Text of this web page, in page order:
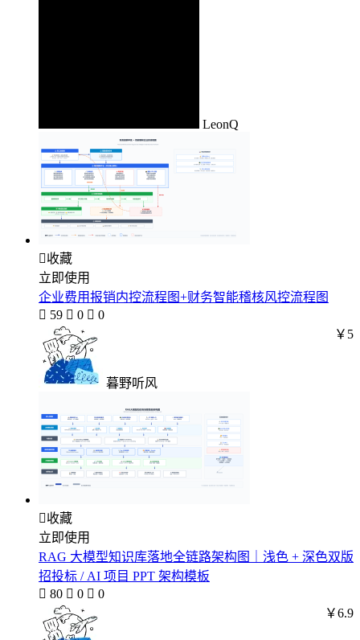
LeonQ
收藏
立即使用
企业费用报销内控流程图+财务智能稽核风控流程图
 59  0  0
暮野听风
￥5
收藏
立即使用
RAG 大模型知识库落地全链路架构图｜浅色 + 深色双版
招投标 / AI 项目 PPT 架构模板
 80  0  0
￥6.9